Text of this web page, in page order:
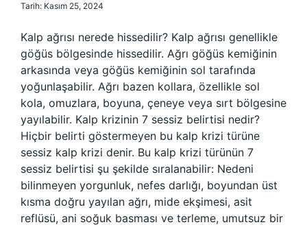
Tarih: Kasım 25, 2024
Kalp ağrısı nerede hissedilir? Kalp ağrısı genellikle
göğüs bölgesinde hissedilir. Ağrı göğüs kemiğinin
arkasında veya göğüs kemiğinin sol tarafında
yoğunlaşabilir. Ağrı bazen kollara, özellikle sol
kola, omuzlara, boyuna, çeneye veya sırt bölgesine
yayılabilir. Kalp krizinin 7 sessiz belirtisi nedir?
Hiçbir belirti göstermeyen bu kalp krizi türüne
sessiz kalp krizi denir. Bu kalp krizi türünün 7
sessiz belirtisi şu şekilde sıralanabilir: Nedeni
bilinmeyen yorgunluk, nefes darlığı, boyundan üst
kısma doğru yayılan ağrı, mide ekşimesi, asit
reflüsü, ani soğuk basması ve terleme, umutsuz bir